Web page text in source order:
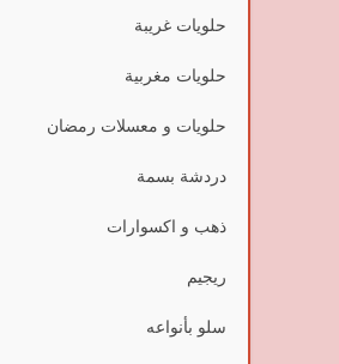
حلويات غريبة
حلويات مغربية
حلويات و معسلات رمضان
دردشة بسمة
ذهب و اكسوارات
ريجيم
سلو بأنواعه